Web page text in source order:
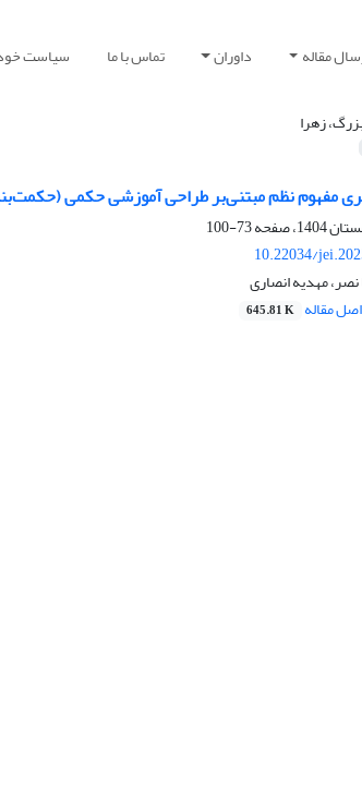
مقاله داوران تماس با ما سیاست
زهرا
مفهوم نظم مبتنی‌بر طراحی آموزشی حکمی
73-100
10.22034/
مهدیه انصاری
اصل مقاله 645.81 K